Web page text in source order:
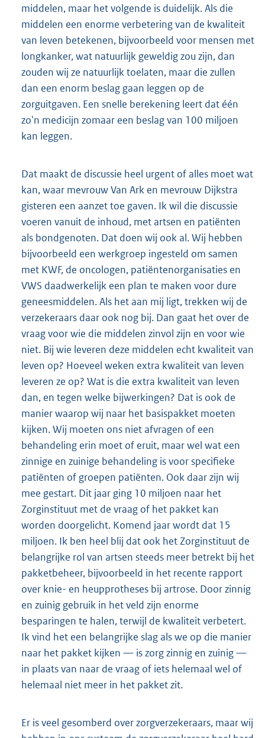
middelen, maar het volgende is duidelijk. Als die
middelen een enorme verbetering van de kwaliteit
van leven betekenen, bijvoorbeeld voor mensen met
longkanker, wat natuurlijk geweldig zou zijn, dan
zouden wij ze natuurlijk toelaten, maar die zullen
dan een enorm beslag gaan leggen op de
zorguitgaven. Een snelle berekening leert dat één
zo'n medicijn zomaar een beslag van 100 miljoen
kan leggen.
Dat maakt de discussie heel urgent of alles moet wat
kan, waar mevrouw Van Ark en mevrouw Dijkstra
gisteren een aanzet toe gaven. Ik wil die discussie
voeren vanuit de inhoud, met artsen en patiënten
als bondgenoten. Dat doen wij ook al. Wij hebben
bijvoorbeeld een werkgroep ingesteld om samen
met KWF, de oncologen, patiëntenorganisaties en
VWS daadwerkelijk een plan te maken voor dure
geneesmiddelen. Als het aan mij ligt, trekken wij de
verzekeraars daar ook nog bij. Dan gaat het over de
vraag voor wie die middelen zinvol zijn en voor wie
niet. Bij wie leveren deze middelen echt kwaliteit van
leven op? Hoeveel weken extra kwaliteit van leven
leveren ze op? Wat is die extra kwaliteit van leven
dan, en tegen welke bijwerkingen? Dat is ook de
manier waarop wij naar het basispakket moeten
kijken. Wij moeten ons niet afvragen of een
behandeling erin moet of eruit, maar wel wat een
zinnige en zuinige behandeling is voor specifieke
patiënten of groepen patiënten. Ook daar zijn wij
mee gestart. Dit jaar ging 10 miljoen naar het
Zorginstituut met de vraag of het pakket kan
worden doorgelicht. Komend jaar wordt dat 15
miljoen. Ik ben heel blij dat ook het Zorginstituut de
belangrijke rol van artsen steeds meer betrekt bij het
pakketbeheer, bijvoorbeeld in het recente rapport
over knie- en heupprotheses bij artrose. Door zinnig
en zuinig gebruik in het veld zijn enorme
besparingen te halen, terwijl de kwaliteit verbetert.
Ik vind het een belangrijke slag als we op die manier
naar het pakket kijken — is zorg zinnig en zuinig —
in plaats van naar de vraag of iets helemaal wel of
helemaal niet meer in het pakket zit.
Er is veel gesomberd over zorgverzekeraars, maar wij